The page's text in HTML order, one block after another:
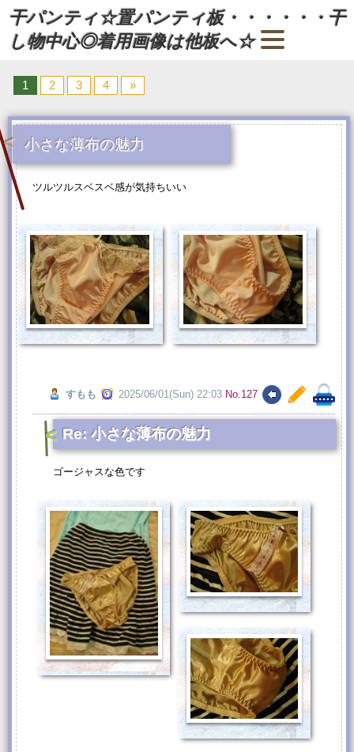
干パンティ☆置パンティ板・・・・・・干
し物中心◎着用画像は他板へ☆
1 2 3 4 »
小さな薄布の魅力
ツルツルスベスベ感が気持ちいい
すもも 2025/06/01(Sun) 22:03 No.127
Re: 小さな薄布の魅力
ゴージャスな色です